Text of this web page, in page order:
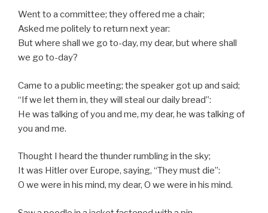
Went to a committee; they offered me a chair;
Asked me politely to return next year:
But where shall we go to-day, my dear, but where shall
we go to-day?
Came to a public meeting; the speaker got up and said;
“If we let them in, they will steal our daily bread”:
He was talking of you and me, my dear, he was talking of
you and me.
Thought I heard the thunder rumbling in the sky;
It was Hitler over Europe, saying, “They must die”:
O we were in his mind, my dear, O we were in his mind.